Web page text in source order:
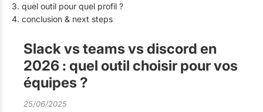
3. quel outil pour quel profil ?
4. conclusion & next steps
Slack vs teams vs discord en
2026 : quel outil choisir pour vos
équipes ?
25/06/2025